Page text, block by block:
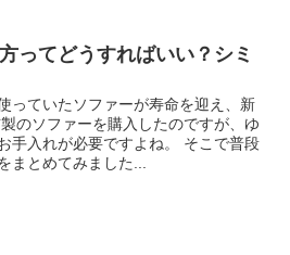
ってどうすればいい？シミ
っていたソファーが寿命を迎え、新
のソファーを購入したのですが、ゆ
手入れが必要ですよね。 そこで普段
まとめてみました...